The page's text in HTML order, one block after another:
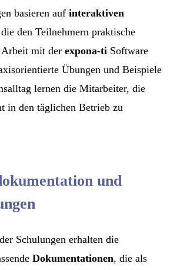
basieren auf interaktiven
den Teilnehmern praktische
mit der expona-ti Software
Übungen und Beispiele
lernen die Mitarbeiter, die
in den täglichen Betrieb zu
und
Schulungen erhalten die
Dokumentationen, die als